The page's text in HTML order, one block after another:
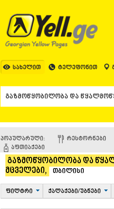
სახელით ტელეფონით
პოპულარული: ᲠᲔᲡᲢᲝᲠᲜᲔᲑᲘ
ᲐᲤᲗᲘᲐᲥᲔᲑᲘ
გაზმოწყობილობა და
მცველები,
თბილისი
ფილტრი ქალაქები/უბნები